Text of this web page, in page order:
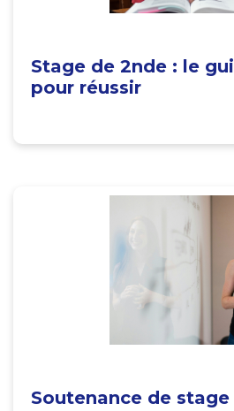
Stage de 2nde : le
pour réussir
Soutenance de